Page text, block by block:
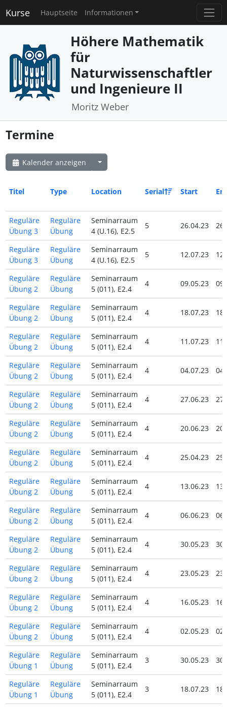
Kurse Hauptseite Informationen
Höhere Mathematik
für
Naturwissenschaftler
und Ingenieure II
Moritz Weber
Termine
Kalender anzeigen
Titel Type Location Serial Start
Reguläre
Übung 3
Reguläre
Übung
Seminarraum
4 (U.16), E2.5
5 26.04.23
Reguläre
Übung 3
Reguläre
Übung
Seminarraum
4 (U.16), E2.5
5 12.07.23
Reguläre
Übung 2
Reguläre
Übung
Seminarraum
5 (011), E2.4
4 09.05.23
Reguläre
Übung 2
Reguläre
Übung
Seminarraum
5 (011), E2.4
4 18.07.23
Reguläre
Übung 2
Reguläre
Übung
Seminarraum
5 (011), E2.4
4 11.07.23
Reguläre
Übung 2
Reguläre
Übung
Seminarraum
5 (011), E2.4
4 04.07.23
Reguläre
Übung 2
Reguläre
Übung
Seminarraum
5 (011), E2.4
4 27.06.23
Reguläre
Übung 2
Reguläre
Übung
Seminarraum
5 (011), E2.4
4 20.06.23
Reguläre
Übung 2
Reguläre
Übung
Seminarraum
5 (011), E2.4
4 25.04.23
Reguläre
Übung 2
Reguläre
Übung
Seminarraum
5 (011), E2.4
4 13.06.23
Reguläre
Übung 2
Reguläre
Übung
Seminarraum
5 (011), E2.4
4 06.06.23
Reguläre
Übung 2
Reguläre
Übung
Seminarraum
5 (011), E2.4
4 30.05.23
Reguläre
Übung 2
Reguläre
Übung
Seminarraum
5 (011), E2.4
4 23.05.23
Reguläre
Übung 2
Reguläre
Übung
Seminarraum
5 (011), E2.4
4 16.05.23
Reguläre
Übung 2
Reguläre
Übung
Seminarraum
5 (011), E2.4
4 02.05.23
Reguläre
Übung 1
Reguläre
Übung
Seminarraum
5 (011), E2.4
3 30.05.23
Reguläre
Übung 1
Reguläre
Übung
Seminarraum
5 (011), E2.4
3 18.07.23